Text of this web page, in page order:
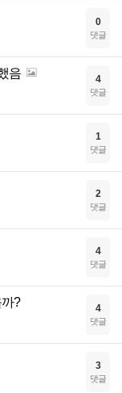
0
댓글
음 4
댓글
1
댓글
2
댓글
4
댓글
? 4
댓글
3
댓글